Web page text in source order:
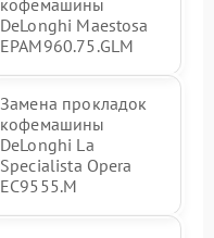
кофемашины
DeLonghi Maestosa
EPAM960.75.GLM
Замена прокладок
кофемашины
DeLonghi La
Specialista Opera
EC9555.M